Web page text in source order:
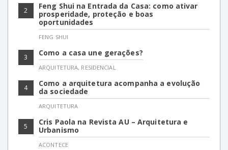
2
Feng Shui na Entrada da Casa: como ativar
prosperidade, proteção e boas
oportunidades
FENG SHUI
3 Como a casa une gerações?
ARQUITETURA, RESIDENCIAL
4
Como a arquitetura acompanha a evolução
da sociedade
ARQUITETURA
5
Cris Paola na Revista AU – Arquitetura e
Urbanismo
ACONTECE